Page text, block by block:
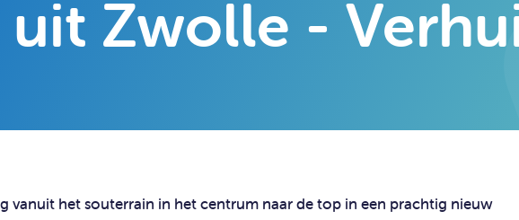
uit Zwolle -
vanuit het souterrain in het centrum naar de top in een prachtig nieuw